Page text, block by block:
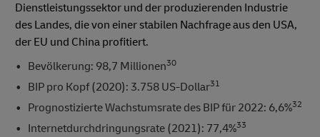
Dienstleistungssektor und der produzierenden Industrie
des Landes, die von einer stabilen Nachfrage aus den USA,
der EU und China profitiert.
Bevölkerung: 98,7 Millionen30
BIP pro Kopf (2020): 3.758 US-Dollar31
Prognostizierte Wachstumsrate des BIP für 2022: 6,6%32
Internetdurchdringungsrate (2021): 77,4%33